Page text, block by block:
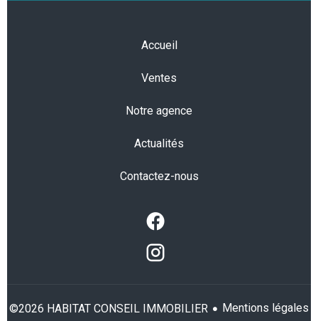
Accueil
Ventes
Notre agence
Actualités
Contactez-nous
©2026 HABITAT CONSEIL IMMOBILIER
Mentions légales